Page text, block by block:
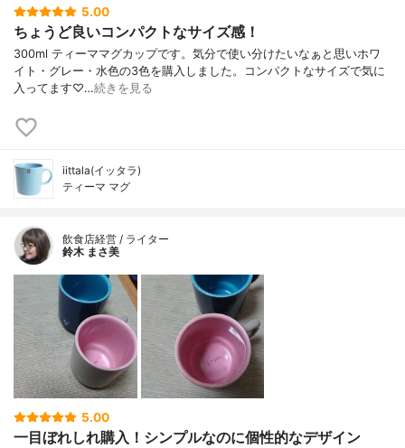
5.00
ちょうど良いコンパクトなサイズ感！
300ml ティーママグカップです。気分で使い分けたいなぁと思いホワ
イト・グレー・水色の3色を購入しました。コンパクトなサイズで気に
入ってます♡…続きを見る
iittala(イッタラ)
ティーマ マグ
飲食店経営 / ライター
鈴木 まさ美
5.00
一目ぼれしれ購入！シンプルなのに個性的なデザイン